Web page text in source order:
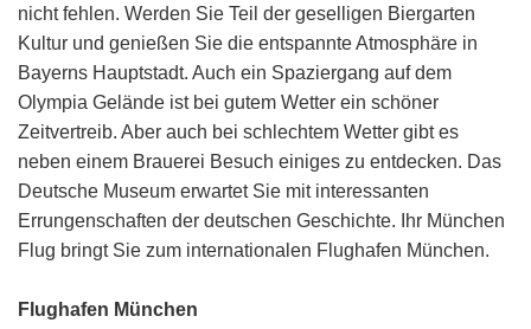
nicht fehlen. Werden Sie Teil der geselligen Biergarten
Kultur und genießen Sie die entspannte Atmosphäre in
Bayerns Hauptstadt. Auch ein Spaziergang auf dem
Olympia Gelände ist bei gutem Wetter ein schöner
Zeitvertreib. Aber auch bei schlechtem Wetter gibt es
neben einem Brauerei Besuch einiges zu entdecken. Das
Deutsche Museum erwartet Sie mit interessanten
Errungenschaften der deutschen Geschichte. Ihr München
Flug bringt Sie zum internationalen Flughafen München.
Flughafen München